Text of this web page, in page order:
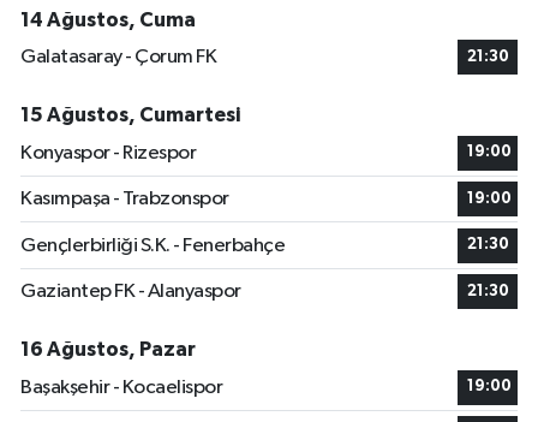
14 Ağustos, Cuma
Galatasaray - Çorum FK
21:30
15 Ağustos, Cumartesi
Konyaspor - Rizespor
19:00
Kasımpaşa - Trabzonspor 19:00
Gençlerbirliği S.K. - Fenerbahçe 21:30
Gaziantep FK - Alanyaspor 21:30
16 Ağustos, Pazar
Başakşehir - Kocaelispor
19:00